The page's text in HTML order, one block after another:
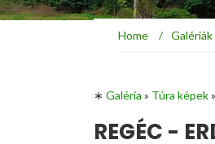
Home / Galériák
∗ Galéria » Túra képek»
REGÉC -